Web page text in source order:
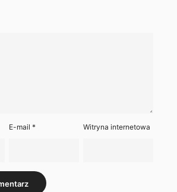
E-mail* Witryna internetowa